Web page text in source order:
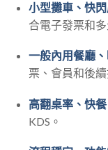
小型攤車、快
合電子發票和多
一般內用餐廳
票、會員和後
高翻桌率、快
KDS。